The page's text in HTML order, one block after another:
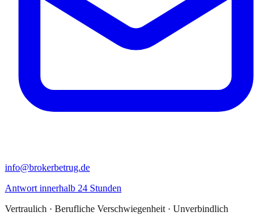
info@brokerbetrug.de
Antwort innerhalb 24 Stunden
Vertraulich · Berufliche Verschwiegenheit · Unverbindlich